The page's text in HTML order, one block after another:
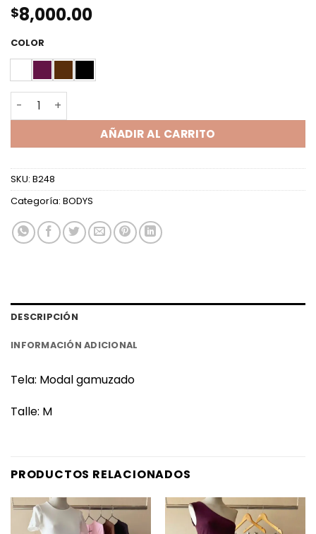
$8,000.00
COLOR
BODY MC PRINCESA GAMUZADO cantidad
AÑADIR AL CARRITO
SKU: B248
Categoría: BODYS
DESCRIPCIÓN
INFORMACIÓN ADICIONAL
Tela: Modal gamuzado
Talle: M
PRODUCTOS RELACIONADOS